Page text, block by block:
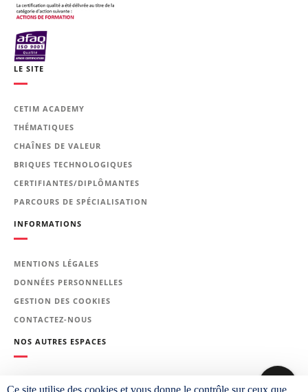
Profil du formateur
Bonnes aptitudes gestuelles et bonne
d’identité, N° de sécurité sociale, Un
certificat d’acuité visuelle de près,
selon l’échelle de Parinaud 2 (P2),
médical)
Le programme de la
formation
évoluera à son rythme dans la
LE SITE
CETIM ACADEMY
THÉMATIQUES
CHAÎNES DE VALEUR
BRIQUES TECHNOLOGIQUES
CERTIFIANTES/DIPLÔMANTES
PARCOURS DE SPÉCIALISATION
INFORMATIONS
MENTIONS LÉGALES
DONNÉES PERSONNELLES
GESTION DES COOKIES
CONTACTEZ-NOUS
NOS AUTRES ESPACES
Ce site utilise des cookies et vous donne le contrôle sur ceux que